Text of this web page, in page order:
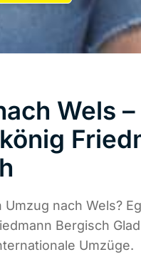
Wels
Umzug nach Wels?
Bergisch
Umzüge.